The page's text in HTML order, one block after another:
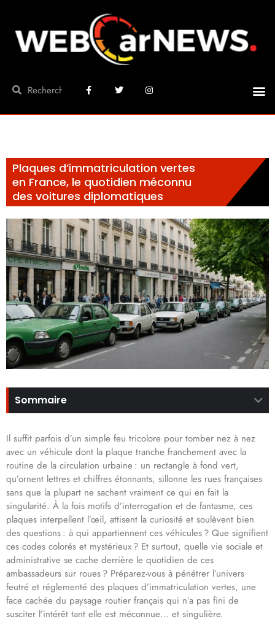
Plaques d’immatriculation vertes
en France, le quotidien méconnu
des voitures diplomatiques
Sommaire
Il suffit parfois d’un simple feu tricolore pour tomber nez à nez
avec un véhicule dont la plaque tranche franchement avec la
routine de la circulation urbaine : un rectangle à fond vert,
qu’ornent lettres et chiffres étonnants, sillonne les rues françaises
sans que la plupart ne sachent vraiment ce qui en fait la
singularité. À la fois motifs d’interrogation et de fantasme, ces
plaques interpellent l’œil, attisent la curiosité et soulèvent bien
des questions : à qui appartiennent ces véhicules ? Que signifient
ces codes colorés et mystérieux ? Et surtout, quelle vie sociale et
administrative se cache derrière le quotidien de ces
ambassadeurs sur roues ? Préparez-vous à pénétrer l’univers
feutré et réglementé des plaques d’immatriculation vertes, une
face cachée du paysage routier français qui n’a pas fini de
susciter l’intérêt tant elle est méconnue… et singulière.